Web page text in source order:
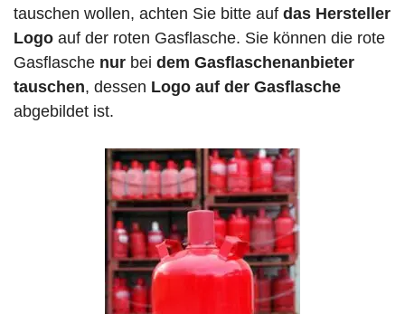
tauschen wollen, achten Sie bitte auf das Hersteller
Logo auf der roten Gasflasche. Sie können die rote
Gasflasche nur bei dem Gasflaschenanbieter
tauschen, dessen Logo auf der Gasflasche
abgebildet ist.